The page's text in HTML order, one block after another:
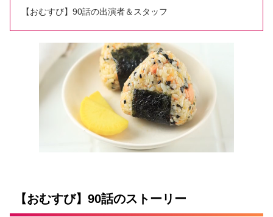
【おむすび】90話の出演者＆スタッフ
【おむすび】90話のストーリー